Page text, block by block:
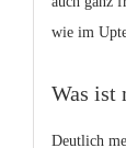
wie im
Was ist
Deutlich